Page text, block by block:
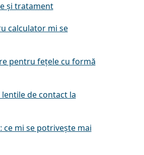
și tratament
calculator mi se
pentru fețele cu formă
de contact la
ce mi se potrivește mai